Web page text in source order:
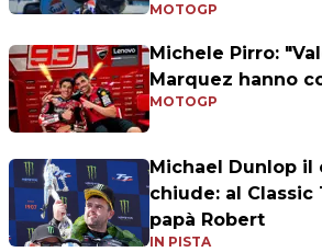
MOTOGP
Michele Pirro:
Marquez hanno
MOTOGP
Michael Dunlop il
chiude: al
papà Robert
IN PISTA